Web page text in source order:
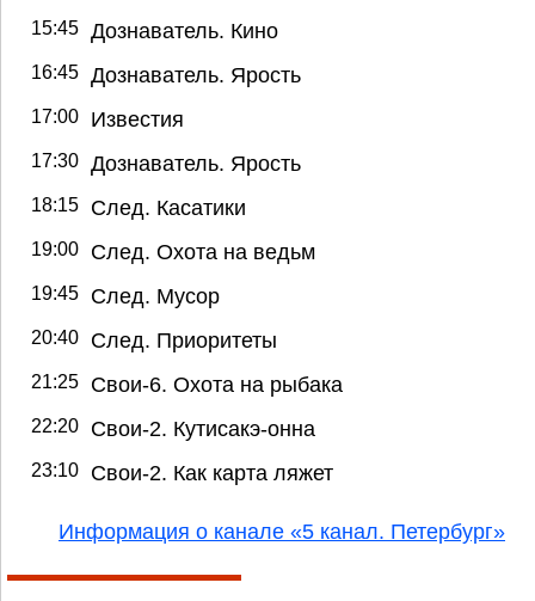
15:45 Дознаватель. Кино
16:45 Дознаватель. Ярость
17:00 Известия
17:30 Дознаватель. Ярость
18:15 След. Касатики
19:00 След. Охота на ведьм
19:45 След. Мусор
20:40 След. Приоритеты
21:25 Свои-6. Охота на рыбака
22:20 Свои-2. Кутисакэ-онна
23:10 Свои-2. Как карта ляжет
Информация о канале «5 канал. Петербург»